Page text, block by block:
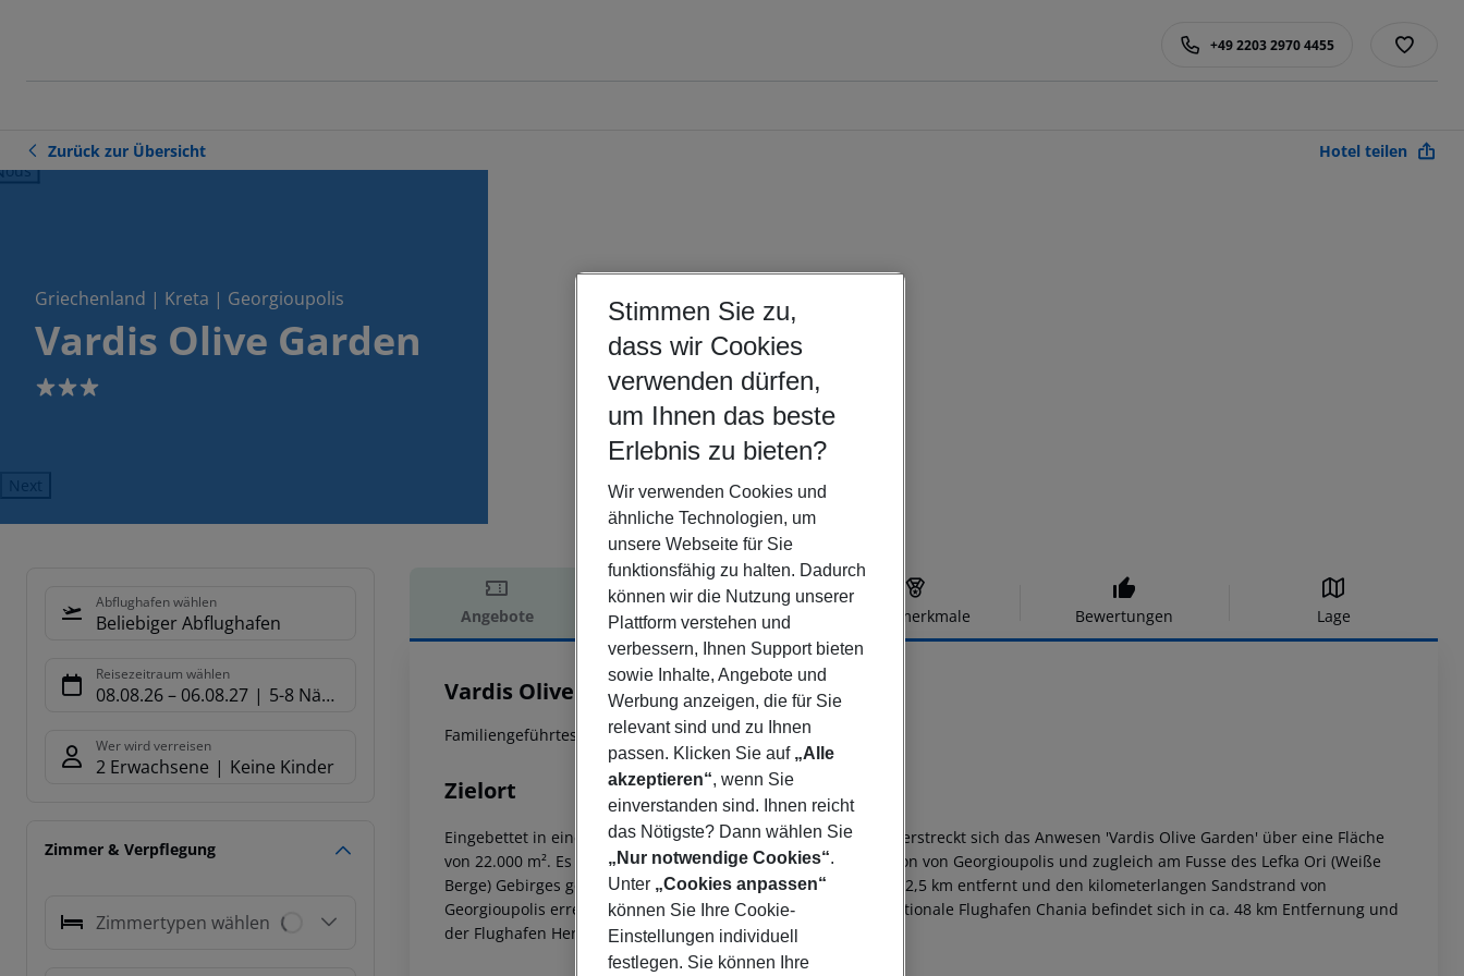
+49 2203 2970 4455
Zurück zur Übersicht Hotel teilen
Griechenland | Kreta | Georgioupolis
Vardis Olive Garden
3
Next
Abflughafen wählen
Beliebiger Abflughafen
Reisezeitraum wählen
08.08.26– 06.08.27 5-8 Nächte
Wer wird verreisen
2 Erwachsene Keine Kinder
Zimmer & Verpflegung
Zimmertypen wählen
Angebote Hotelbeschreibung Hotelmerkmale Bewertungen Lage
Hotelbeschreibung
Vardis Olive Garden
3
Familiengeführtes 3*-Sterne Hotel in ländlicher Gegend!
Zielort
Eingebettet in einen Olivenhain und farbenprächtigen Gärten erstreckt sich das Anwesen 'Vardis Olive Garden' über eine Fläche
von 22.000 m². Es ist an der Nordwestküste Kretas, in der Region von Geοrgioupolis und zugleich am Fusse des Lefka Ori (Weiße
Berge) Gebirges gelegen. Der wundervolle Kournas See ist nur 2,5 km entfernt und den kilometerlangen Sandstrand von
Georgioupolis erreicht man nach etwa 1200 Meter.
Der internationale Flughafen Chania befindet sich in ca. 48 km Entfernung und
der Flughafen Heraklion in etwa 98 km.
Stimmen Sie zu,
dass wir Cookies
verwenden dürfen,
um Ihnen das beste
Erlebnis zu bieten?
Wir verwenden Cookies und
ähnliche Technologien, um
unsere Webseite für Sie
funktionsfähig zu halten. Dadurch
können wir die Nutzung unserer
Plattform verstehen und
verbessern, Ihnen Support bieten
sowie Inhalte, Angebote und
Werbung anzeigen, die für Sie
relevant sind und zu Ihnen
passen. Klicken Sie auf „Alle
akzeptieren“, wenn Sie
einverstanden sind. Ihnen reicht
das Nötigste? Dann wählen Sie
„Nur notwendige Cookies“.
Unter „Cookies anpassen“
können Sie Ihre Cookie-
Einstellungen individuell
festlegen. Sie können Ihre